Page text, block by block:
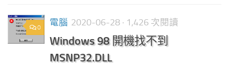
0 電腦 2020-06-28 · 1,426 次閱讀
Windows 98 開機找不到
MSNP32.DLL